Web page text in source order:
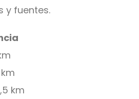
y fuentes.
km